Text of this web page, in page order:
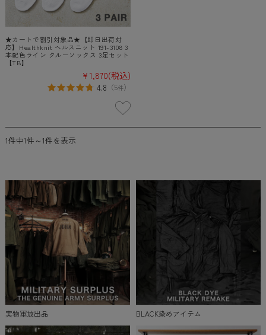
★カートで割引対象品★【即日出荷対
応】Healthknit ヘルスニット 191-3108 3
本配色ライン クルーソックス 3足セット
【TB】
¥1,870(税込)
4.8 （5件）
1件中1件～1件を表示
実物軍放出品 BLACK染めアイテム